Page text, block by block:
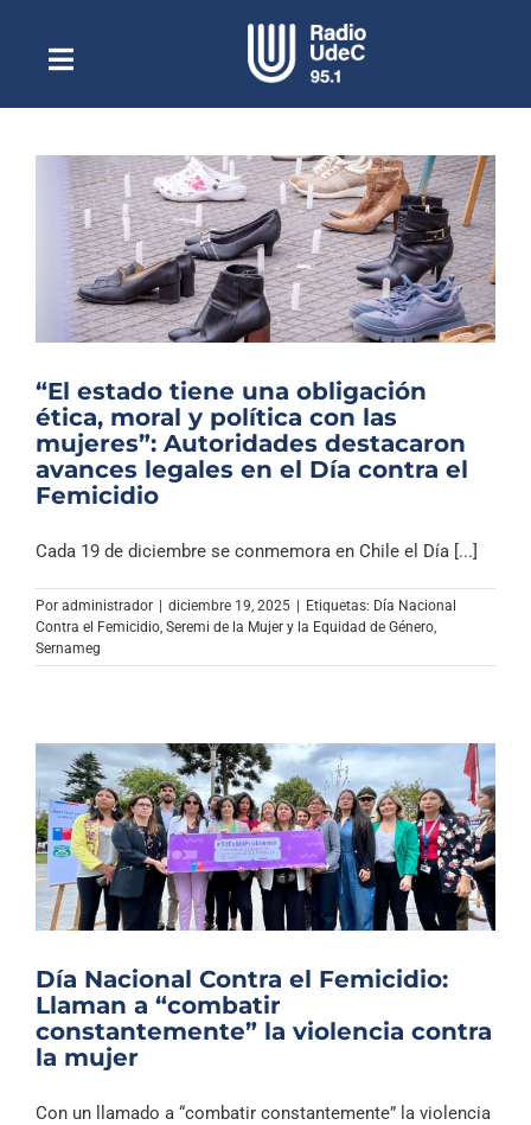
contenidoToggle
NavigationEscuchar Radio UdeC en vivo
Quiénes Somos
Programación
Podcast
Noticias
Columnas
Música Clásica
Archivo Sonoro
“El estado tiene una obligación
ética, moral y política con las
mujeres”: Autoridades destacaron
avances legales en el Día contra el
Femicidio
Cada 19 de diciembre se conmemora en Chile el Día [...]
Por administrador | diciembre 19, 2025 | Etiquetas: Día Nacional
Contra el Femicidio Seremi de la Mujer y la Equidad de Género
Sernameg
Día Nacional Contra el Femicidio:
Llaman a “combatir
constantemente” la violencia contra
la mujer
Con un llamado a “combatir constantemente” la violencia